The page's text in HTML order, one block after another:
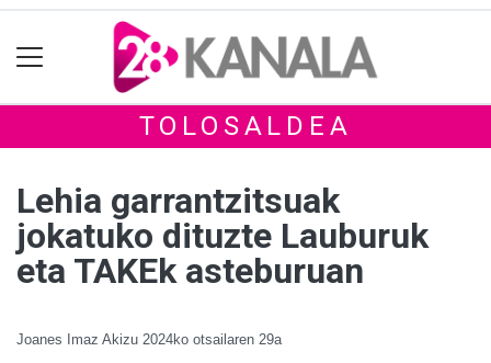
TOLOSALDEA
Lehia garrantzitsuak
jokatuko dituzte Lauburuk
eta TAKEk asteburuan
Joanes Imaz Akizu 2024ko otsailaren 29a